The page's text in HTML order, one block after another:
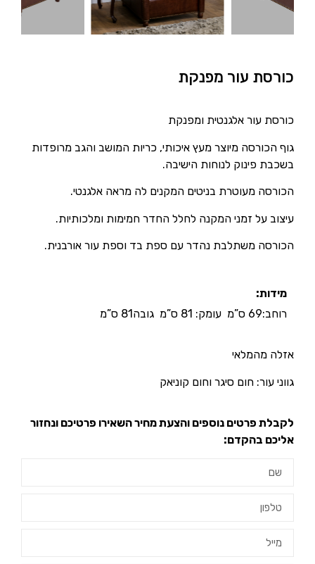
כורסת עור מפנקת
כורסת עור אלגנטית ומפנקת
גוף הכורסה מיוצר מעץ איכותי, כריות המושב והגב מרופדות
בשכבת פינוק לנוחות הישיבה.
הכורסה מעוטרת בניטים המקנים לה מראה אלגנטי.
עיצוב על זמני המקנה לחלל החדר חמימות ומלכותיות.
הכורסה משתלבת נהדר עם ספת בד וספת עור אורבנית.
מידות:
רוחב:69 ס”מ עומק: 81 ס”מ גובה81 ס”מ
אזלה מהמלאי
גווני עור: חום סיגר וחום קוניאק
לקבלת פרטים נוספים והצעת מחיר השאירו פרטיכם ונחזור
אליכם בהקדם: